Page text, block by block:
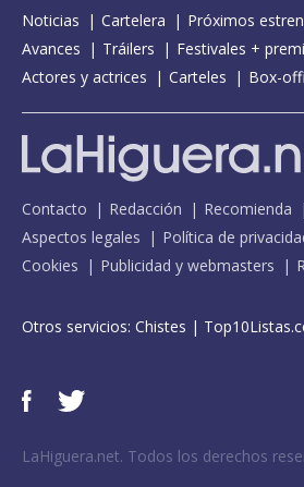
Noticias Cartelera Próximos
Avances
Tráilers
Festivales +
Actores y actrices
Carteles Box-
Contacto Redacción Recomienda
Aspectos legales
Política de
Cookies
Publicidad y webmasters
Otros servicios: Chistes |
LaHiguera.net. Todos los derechos